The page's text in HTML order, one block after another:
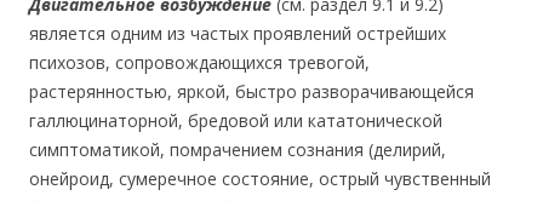
является одним из частых проявлений острейших
психозов, сопровождающихся тревогой,
растерянностью, яркой, быстро разворачивающейся
галлюцинаторной, бредовой или кататонической
симптоматикой, помрачением сознания (делирий,
онейроид, сумеречное состояние, острый чувственный